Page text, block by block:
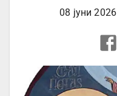
08 јуни 2026